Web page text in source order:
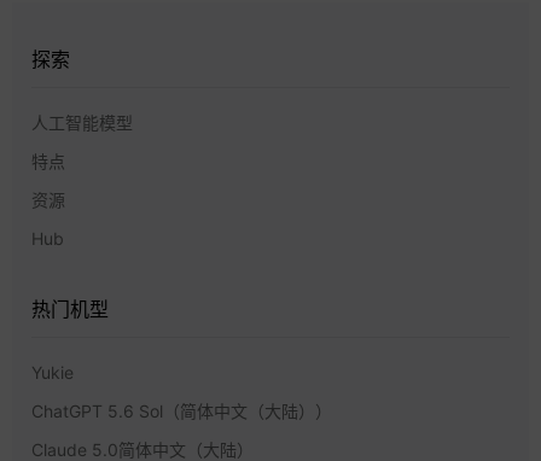
探索
人工智能模型
特点
资源
Hub
热门机型
Yukie
ChatGPT 5.6 Sol（简体中文（大陆））
Claude 5.0简体中文（大陆）